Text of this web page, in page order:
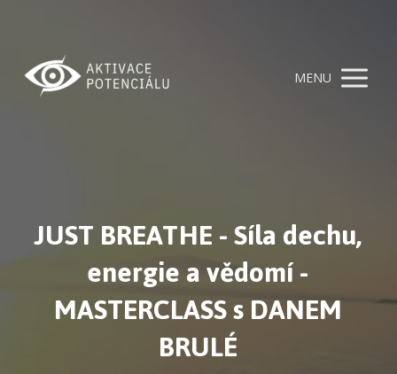
MENU
JUST BREATHE - Síla dechu,
energie a vědomí -
MASTERCLASSs DANEM
BRULÉ